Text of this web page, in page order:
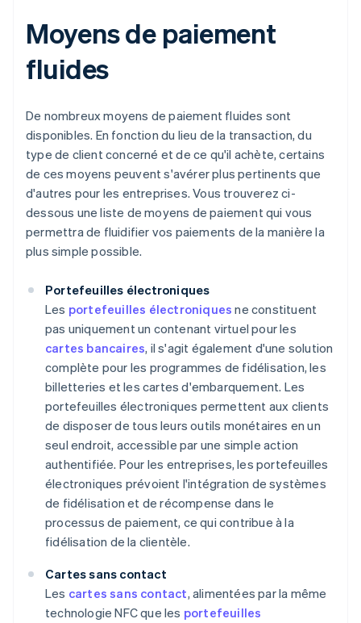
Moyens de paiement
fluides
De nombreux moyens de paiement fluides sont
disponibles. En fonction du lieu de la transaction, du
type de client concerné et de ce qu'il achète, certains
de ces moyens peuvent s'avérer plus pertinents que
d'autres pour les entreprises. Vous trouverez ci-
dessous une liste de moyens de paiement qui vous
permettra de fluidifier vos paiements de la manière la
plus simple possible.
Portefeuilles électroniques
Les portefeuilles électroniques ne constituent
pas uniquement un contenant virtuel pour les
cartes bancaires, il s'agit également d'une solution
complète pour les programmes de fidélisation, les
billetteries et les cartes d'embarquement. Les
portefeuilles électroniques permettent aux clients
de disposer de tous leurs outils monétaires en un
seul endroit, accessible par une simple action
authentifiée. Pour les entreprises, les portefeuilles
électroniques prévoient l'intégration de systèmes
de fidélisation et de récompense dans le
processus de paiement, ce qui contribue à la
fidélisation de la clientèle.
Cartes sans contact
Les cartes sans contact, alimentées par la même
technologie NFC que les portefeuilles